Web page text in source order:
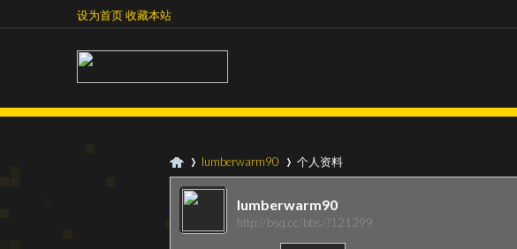
设为首页收藏本站
›
lumberwarm90 个人资料
lumberwarm90
http://bsq.cc/bbs/?121299